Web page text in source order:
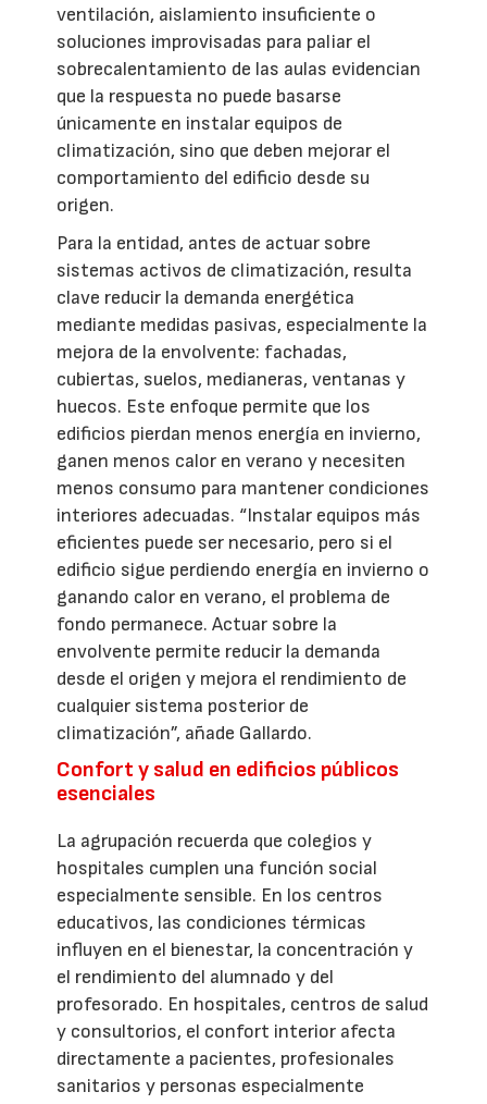
ventilación, aislamiento insuficiente o
soluciones improvisadas para paliar el
sobrecalentamiento de las aulas evidencian
que la respuesta no puede basarse
únicamente en instalar equipos de
climatización, sino que deben mejorar el
comportamiento del edificio desde su
origen.
Para la entidad, antes de actuar sobre
sistemas activos de climatización, resulta
clave reducir la demanda energética
mediante medidas pasivas, especialmente la
mejora de la envolvente: fachadas,
cubiertas, suelos, medianeras, ventanas y
huecos. Este enfoque permite que los
edificios pierdan menos energía en invierno,
ganen menos calor en verano y necesiten
menos consumo para mantener condiciones
interiores adecuadas. “Instalar equipos más
eficientes puede ser necesario, pero si el
edificio sigue perdiendo energía en invierno o
ganando calor en verano, el problema de
fondo permanece. Actuar sobre la
envolvente permite reducir la demanda
desde el origen y mejora el rendimiento de
cualquier sistema posterior de
climatización”, añade Gallardo.
Confort y salud en edificios públicos
esenciales
La agrupación recuerda que colegios y
hospitales cumplen una función social
especialmente sensible. En los centros
educativos, las condiciones térmicas
influyen en el bienestar, la concentración y
el rendimiento del alumnado y del
profesorado. En hospitales, centros de salud
y consultorios, el confort interior afecta
directamente a pacientes, profesionales
sanitarios y personas especialmente